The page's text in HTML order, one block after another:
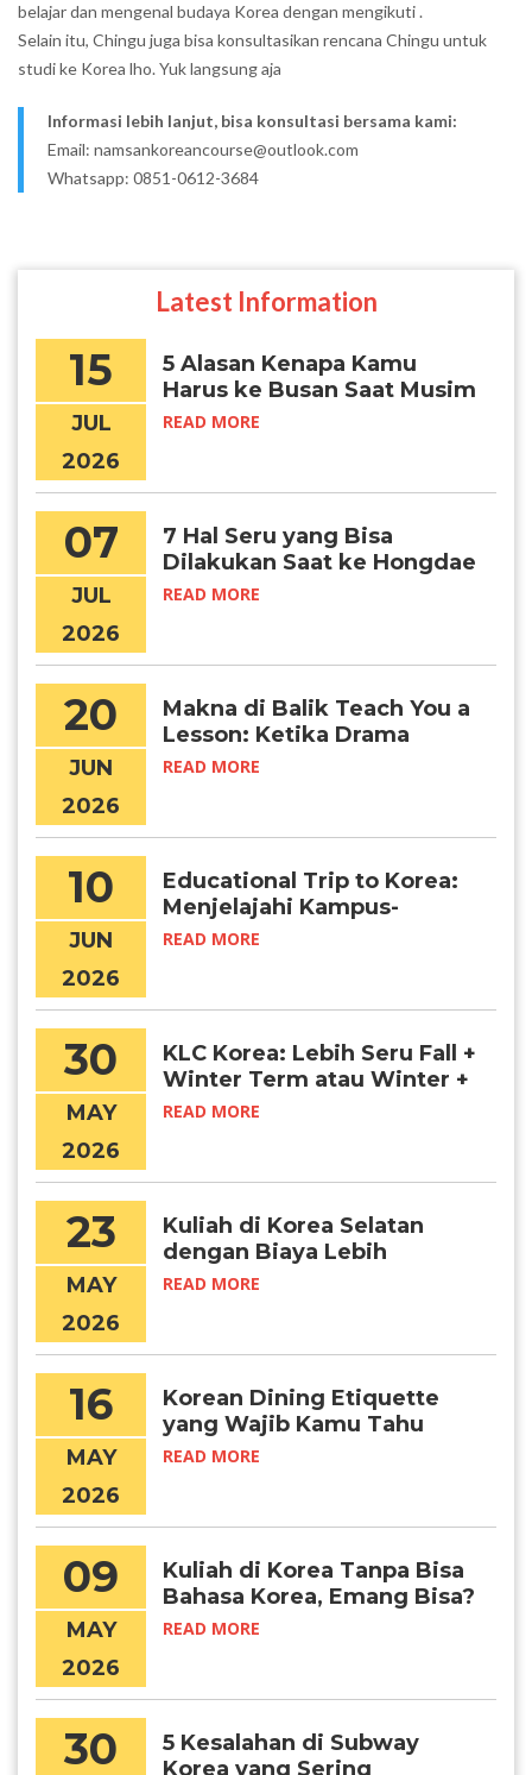
belajar dan mengenal budaya Korea dengan mengikuti .
Selain itu, Chingu juga bisa konsultasikan rencana Chingu untuk
studi ke Korea lho. Yuk langsung aja
Informasi lebih lanjut, bisa konsultasi bersama kami:
Email: namsankoreancourse@outlook.com
Whatsapp: 0851-0612-3684
Latest Information
15
JUL
2026
5 Alasan Kenapa Kamu
Harus ke Busan Saat Musim
Panas
READ MORE
07
JUL
2026
7 Hal Seru yang Bisa
Dilakukan Saat ke Hongdae
READ MORE
20
JUN
2026
Makna di Balik Teach You a
Lesson: Ketika Drama
Menjadi Awal Mimpi Belajar
READ MORE
10
JUN
2026
Educational Trip to Korea:
Menjelajahi Kampus-
Kampus Terbaik di Korea
READ MORE
30
MAY
2026
KLC Korea: Lebih Seru Fall +
Winter Term atau Winter +
Spring Term?
READ MORE
23
MAY
2026
Kuliah di Korea Selatan
dengan Biaya Lebih
Terjangkau? Daejeon
READ MORE
16
MAY
2026
Korean Dining Etiquette
yang Wajib Kamu Tahu
Sebelum Makan Bareng
READ MORE
09
MAY
2026
Kuliah di Korea Tanpa Bisa
Bahasa Korea, Emang Bisa?
READ MORE
30
5 Kesalahan di Subway
Korea yang Sering